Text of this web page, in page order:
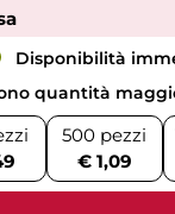
Disponibilità
quantità
500 pezzi
€ 1,09